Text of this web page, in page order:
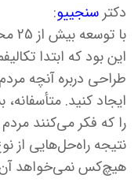
دکتر سنجییو:
با
این بود که ابتدا
طراحی دربره آنچه
ایجاد کنید.
را که فکر می‌کنند
نتیجه راه‌حل‌هایی از
هیچ‌کس نمی‌خواهد آن